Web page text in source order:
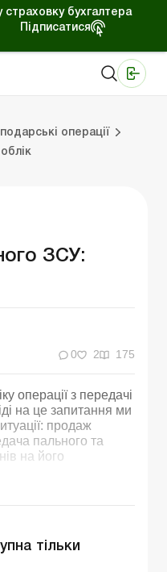
страховку бухгалтера
Підписатися
операції
ЗСУ:
0 2 175
операції з передачі
на це запитання ми
продаж
пального та
на його
тільки